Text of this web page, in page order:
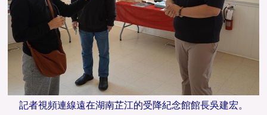
記者視頻連線遠在湖南芷江的受降紀念館館長吳建宏。